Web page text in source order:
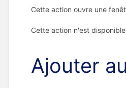
Cette action ouvre une
Cette action n'est
Ajouter